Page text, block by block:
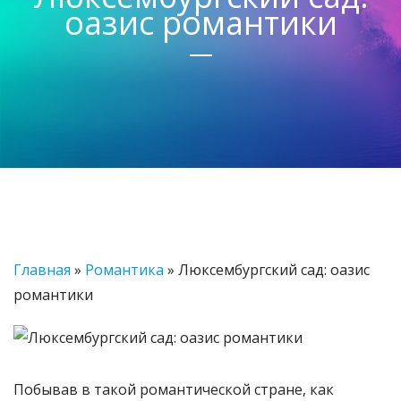
оазис романтики
Главная » Романтика » Люксембургский сад: оазис
романтики
Побывав в такой романтической стране, как